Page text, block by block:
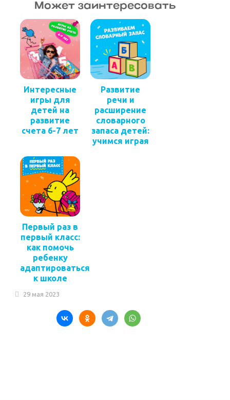
Может заинтересовать
Интересные
игры для
детей на
развитие
счета 6-7 лет
Развитие
речи и
расширение
словарного
запаса детей:
учимся играя
Первый раз в
первый класс:
как помочь
ребенку
адаптироваться
к школе
29 мая 2023